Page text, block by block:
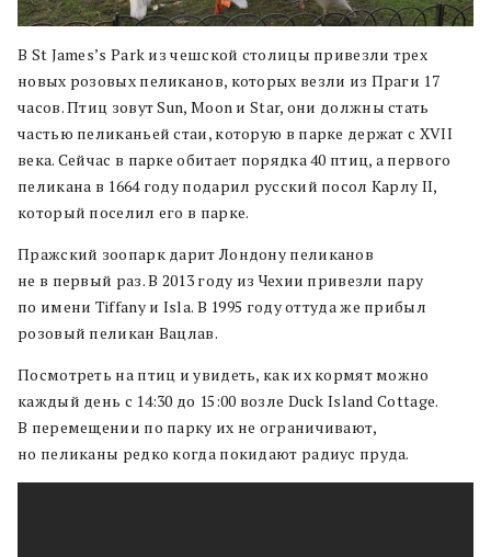
В St James’s Park из чешской столицы привезли трех
новых розовых пеликанов, которых везли из Праги 17
часов. Птиц зовут Sun, Moon и Star, они должны стать
частью пеликаньей стаи, которую в парке держат с XVII
века. Сейчас в парке обитает порядка 40 птиц, а первого
пеликана в 1664 году подарил русский посол Карлу II,
который поселил его в парке.
Пражский зоопарк дарит Лондону пеликанов
не в первый раз. В 2013 году из Чехии привезли пару
по имени Tiffany и Isla. В 1995 году оттуда же прибыл
розовый пеликан Вацлав.
Посмотреть на птиц и увидеть, как их кормят можно
каждый день с 14:30 до 15:00 возле Duck Island Cottage.
В перемещении по парку их не ограничивают,
но пеликаны редко когда покидают радиус пруда.